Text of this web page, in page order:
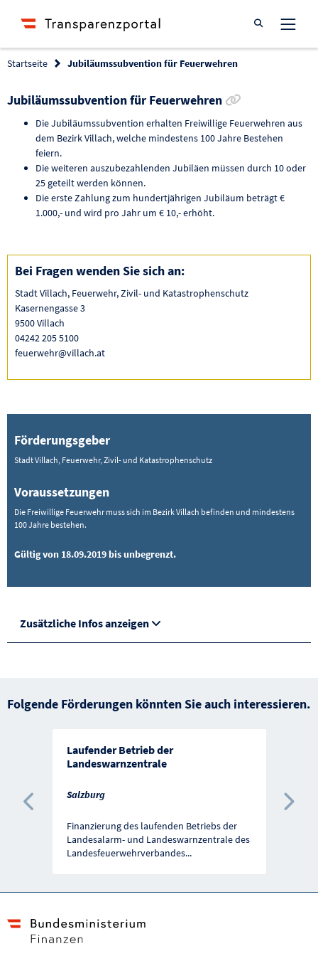
Suche öffnen
Startseite Jubiläumssubvention für Feuerwehren
Jubiläumssubvention für Feuerwehren
Die Jubiläumssubvention erhalten Freiwillige Feuerwehren aus
dem Bezirk Villach, welche mindestens 100 Jahre Bestehen
feiern.
Die weiteren auszubezahlenden Jubiläen müssen durch 10 oder
25 geteilt werden können.
Die erste Zahlung zum hundertjährigen Jubiläum beträgt €
1.000,- und wird pro Jahr um € 10,- erhöht.
Bei Fragen wenden Sie sich an:
Stadt Villach, Feuerwehr, Zivil- und Katastrophenschutz
Kasernengasse 3
9500 Villach
04242 205 5100
feuerwehr@villach.at
Förderungsgeber
Stadt Villach, Feuerwehr, Zivil- und Katastrophenschutz
Voraussetzungen
Die Freiwillige Feuerwehr muss sich im Bezirk Villach befinden und mindestens
100 Jahre bestehen.
Gültig von 18.09.2019 bis unbegrenzt.
Zusätzliche Infos anzeigen
Folgende Förderungen könnten Sie auch interessieren.
Laufender Betrieb der
Landeswarnzentrale
Salzburg
Finanzierung des laufenden Betriebs der
Landesalarm- und Landeswarnzentrale des
Landesfeuerwehrverbandes...
Vorherige Förderung